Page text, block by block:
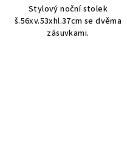
Stylový noční stolek
š.56xv.53xhl.37cm se dvěma
zásuvkami.